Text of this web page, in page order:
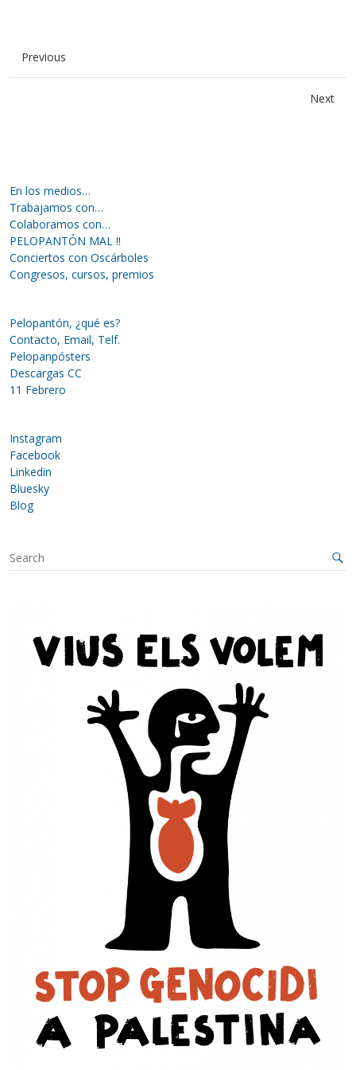
Previous
Next
En los medios…
Trabajamos con…
Colaboramos con…
PELOPANTÓN MAL !!
Conciertos con Oscárboles
Congresos, cursos, premios
Pelopantón, ¿qué es?
Contacto, Email, Telf.
Pelopanpósters
Descargas CC
11 Febrero
Instagram
Facebook
Linkedin
Bluesky
Blog
S
e